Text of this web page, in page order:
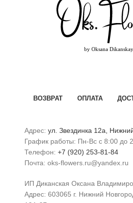
ВОЗВРАТ ОПЛАТА
Адрес: ул. Звездинка 12а,
График работы: Пн-Вс с 8:00 до
Телефон: +7 (920) 253-81-84
Почта: oks-flowers.ru@yandex.ru
ИП Диканская Оксана
Адрес: 603065 г. Нижний